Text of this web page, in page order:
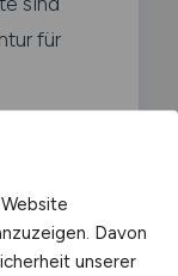
für
Davon
unserer